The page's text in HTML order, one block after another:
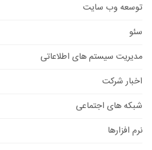
توسعه وب سایت
سئو
مدیریت سیستم های اطلاعاتی
اخبار شرکت
شبکه های اجتماعی
نرم افزارها